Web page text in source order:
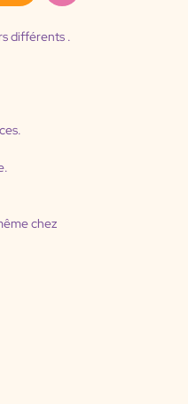
différents .
chez